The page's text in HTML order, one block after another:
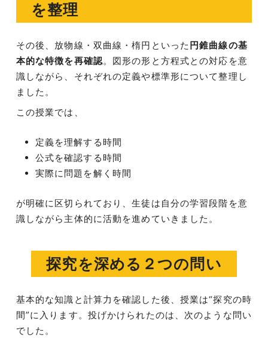
を整理
その後、放物線・双曲線・楕円といった 円錐曲線の基
本的な特徴を再確認。図形の形と方程式との対応を意
識しながら、それぞれの定義や標準形について整理し
ました。
この授業では、
定義を理解する時間
公式を確認する時間
実際に問題を解く時間
が明確に区切られており、生徒は自分の学習段階を意
識しながら主体的に活動を進めていきました。
探究を深める２つの問い
基本的な知識と計算力を確認した後、授業は“探究の時
間”に入ります。投げかけられたのは、次のような問い
でした。